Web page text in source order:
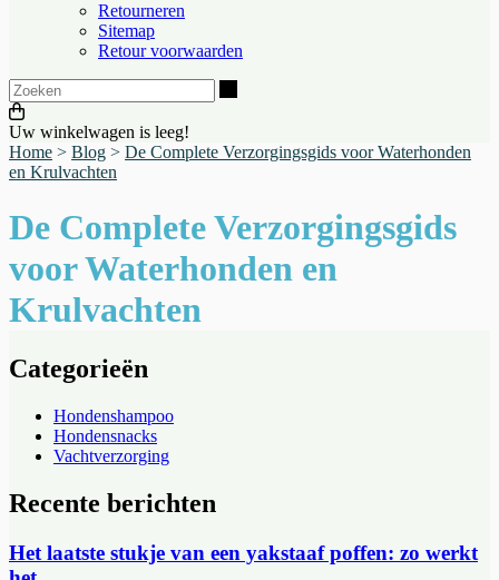
Retourneren
Sitemap
Retour voorwaarden
Uw winkelwagen is leeg!
Home > Blog > De Complete Verzorgingsgids voor Waterhonden
en Krulvachten
De Complete Verzorgingsgids
voor Waterhonden en
Krulvachten
Categorieën
Hondenshampoo
Hondensnacks
Vachtverzorging
Recente berichten
Het laatste stukje van een yakstaaf poffen: zo werkt